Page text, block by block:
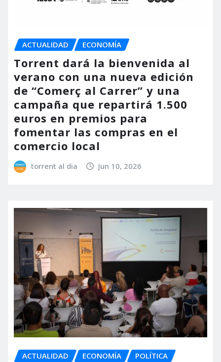
ACTUALIDAD ECONOMÍA
Torrent dará la bienvenida al
verano con una nueva edición
de “Comerç al Carrer” y una
campaña que repartirá 1.500
euros en premios para
fomentar las compras en el
comercio local
torrent al dia Jun 10, 2026
ACTUALIDAD ECONOMÍA POLÍTICA